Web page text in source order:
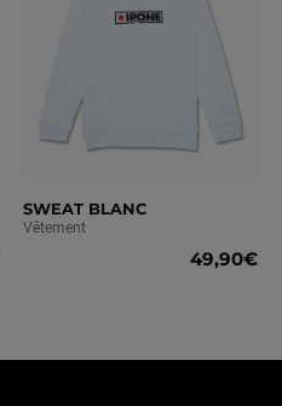
SWEAT BLANC
Vêtement
49,90€